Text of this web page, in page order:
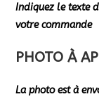
Indiquez le texte
votre commande
PHOTO À
La photo est à